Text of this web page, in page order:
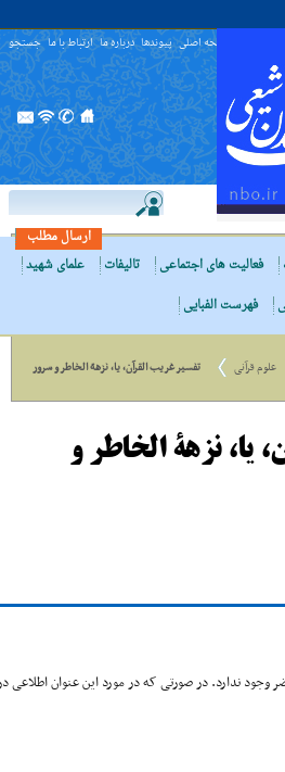
صفحه اصلی پیوندها درباره ما ارتباط با ما جستجو
ارسال مطلب
فعالیت های اجتماعی تالیفات
علمای شهید
فهرست الفبایی
علوم قرآنی
تفسیر غریب القرآن، یا، نزهة الخاطر و سرور
یا، نزهة الخاطر و
ندارد. در صورتی که در مورد این عنوان اطلاعی